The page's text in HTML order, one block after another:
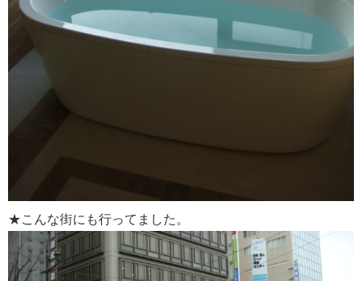
★こんな街にも行ってました。